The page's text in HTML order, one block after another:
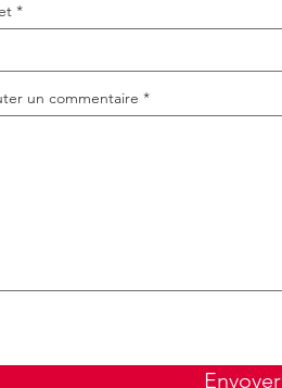
un commentaire
Envoyer